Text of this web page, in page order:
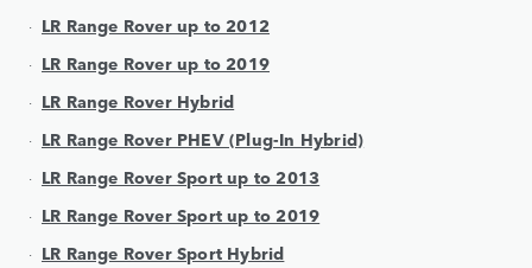
LR Range Rover up to 2012
LR Range Rover up to 2019
LR Range Rover Hybrid
LR Range Rover PHEV (Plug-In Hybrid)
LR Range Rover Sport up to 2013
LR Range Rover Sport up to 2019
LR Range Rover Sport Hybrid